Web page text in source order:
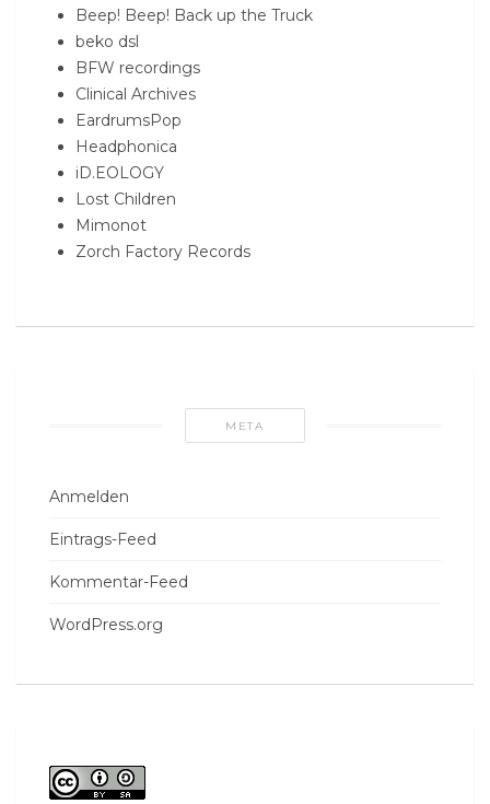
Beep! Beep! Back up the Truck
beko dsl
BFW recordings
Clinical Archives
EardrumsPop
Headphonica
iD.EOLOGY
Lost Children
Mimonot
Zorch Factory Records
META
Anmelden
Eintrags-Feed
Kommentar-Feed
WordPress.org